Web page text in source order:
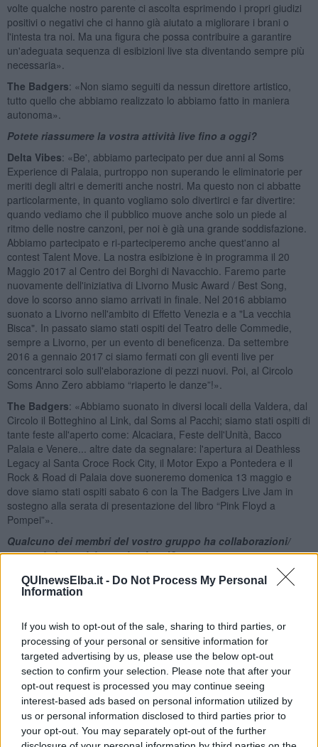
QUInewsElba.it - Do Not Process My Personal
Information
If you wish to opt-out of the sale, sharing to third parties, or
processing of your personal or sensitive information for
targeted advertising by us, please use the below opt-out
section to confirm your selection. Please note that after your
opt-out request is processed you may continue seeing
interest-based ads based on personal information utilized by
us or personal information disclosed to third parties prior to
your opt-out. You may separately opt-out of the further
volte qualche nostro parente ci ascolta esprimendo i propri giudizi
positivi o negativi che ci hanno già aiutato a migliorare i brani o
l'intesta tra noi. Ma una figura che possa contribuire a garantire
un'adeguata sequenza di esibizioni live sta diventando sempre più
necessaria».
The Badgers: «Non siamo seguiti da nessun direttore artistico,
tutto quello che abbiamo realizzato lo abbiamo fatto in maniera
autonoma».
Potete riassumere la vostra attività live fino a oggi?
Delta Vibes: «Be', abbiamo partecipato per due anni al Soms
Experience di Palaia, purtroppo non superando le eliminatorie per
meriti degli altri e demeriti anche nostri. Ma questo non ci abbatte
particolarmente, in quanto vogliamo solo divertirci e far divertire:
quando vediamo che il pubblico muove anche solo un piede al
ritmo delle nostre canzoni, per noi è già una grande soddisfazione.
Abbiamo partecipato e ri-parteciperemo anche quest'anno al
contest Talent Move. La nostra esibizione è in programma il 20
Maggio 2017 al Centro dei Borghi di Navacchio. Faremo parte
nuovamente dell'iniziativa di Livorno Music Award / Best Song,
dove lo scorso anno siamo arrivati in finale. Nel 2016 abbiamo
suonato a Livorno nell'ambito di Effetto Venezia e a "La vecchia
Bisca". In passato siamo stati ospiti del Teatro delle Commedie,
sempre a Livorno, per un evento di beneficenza. Da settembre
2016 a gennaio 2017 ci siamo fermati con gli eventi live per
concentrarci solo sull'elaborazione di pezzi nuovi. Poi, al Circolo
Soms Anno Zero abbiamo “riaperto le danze”!».
The Badgers: «Abbiamo suonato in diversi locali della Valdera, dal
Circolo il Botteghino al Link, dal Soms al Pacchi; siamo stati ospiti di
tante feste all'aperto come: Alcaciara, Feste dell'Unità, Bacco
Palaia e Venere... altre date da segnalare: l'apertura ai Deathless
Legacy al Santa Croce Rock City, il Motor Expo a Pontedera e il
Rock & Road di Palaia dove suoneremo domenica 13 maggio e
dove siamo stati ospiti sabato 6 con la The Badgers Live Jam in
sostegno alla serata di presentazione del libro “Pink Floyd a
Pompei”».
Qualcuno dei membri del vostro gruppo ha collaborazioni/
progetti alternativi con altre band?
Delta Vibes: «No, nessuno di noi è legato ad altre band».
The Badgers: «Attualmente, l'unico componente della band ad
compone e registra pezzi solisti, nuovi o già editi, con chitarra e
voce in stile psichedelico e hard rock».
Che cosa significa per voi la parola “successo”? Avete “un
sogno nel cassetto”?
Delta Vibes: «Il successo per noi significa raggiungere un obiettivo,
far “succedere” un qualcosa. In parte ci siamo riusciti, facendo
conoscere agli altri i nostri brani musicali, i nostri testi e la nostra
voglia di suonare. In parte, perché l'obiettivo non è stato raggiunto